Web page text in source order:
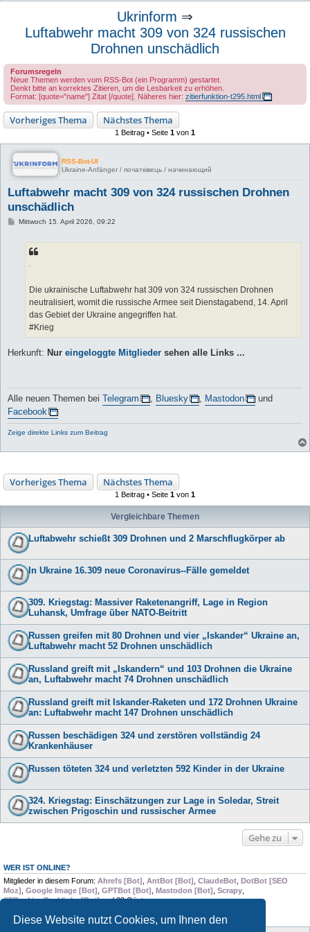
Diese Website nutzt Cookies, um Ihnen den
Ukrinform ⇒
Luftabwehr macht 309 von 324 russischen
Drohnen unschädlich
Forumsregeln
Neue Themen werden vom RSS-Bot (ein Programm) gestartet.
Denkt bitte an korrektes Zitieren, um die Lesbarkeit zu erhöhen.
Format: [quote="name"] Zitat [/quote]. Näheres hier: zitierfunktion-t295.html
Vorheriges Thema Nächstes Thema
1 Beitrag • Seite 1 von 1
RSS-Bot-UI
Ukraine-Anfänger / початківець / начинающий
Luftabwehr macht 309 von 324 russischen Drohnen
unschädlich
BMittwoch 15. April 2026, 09:22
Die ukrainische Luftabwehr hat 309 von 324 russischen Drohnen
neutralisiert, womit die russische Armee seit Dienstagabend, 14. April
das Gebiet der Ukraine angegriffen hat.
#Krieg
Herkunft: Nur eingeloggte Mitglieder sehen alle Links ...
Alle neuen Themen bei Telegram Bluesky Mastodon
und
Facebook
Zeige direkte Links zum Beitrag
Vorheriges Thema Nächstes Thema
1 Beitrag • Seite 1 von 1
Vergleichbare Themen
Luftabwehr schießt 309 Drohnen und 2 Marschflugkörper ab
In Ukraine 16.309 neue Coronavirus--Fälle gemeldet
309. Kriegstag: Massiver Raketenangriff, Lage in Region
Luhansk, Umfrage über NATO-Beitritt
Russen greifen mit 80 Drohnen und vier „Iskander“ Ukraine an,
Luftabwehr macht 52 Drohnen unschädlich
Russland greift mit „Iskandern“ und 103 Drohnen die Ukraine
an, Luftabwehr macht 74 Drohnen unschädlich
Russland greift mit Iskander-Raketen und 172 Drohnen Ukraine
an: Luftabwehr macht 147 Drohnen unschädlich
Russen beschädigen 324 und zerstören vollständig 24
Krankenhäuser
Russen töteten 324 und verletzten 592 Kinder in der Ukraine
324. Kriegstag: Einschätzungen zur Lage in Soledar, Streit
zwischen Prigoschin und russischer Armee
Gehe zu
WER IST ONLINE?
Mitglieder in diesem Forum: Ahrefs [Bot] AntBot [Bot] ClaudeBot DotBot [SEO
Moz] Google Image [Bot] GPTBot [Bot] Mastodon [Bot] Scrapy
SERankingBacklinks [Bot]und 33 Gäste